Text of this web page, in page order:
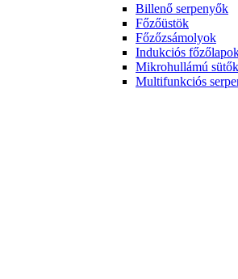
Billenő serpenyők
Főzőüstök
Főzőzsámolyok
Indukciós
Mikrohullámú sütők
Multifunkciós